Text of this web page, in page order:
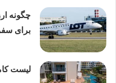
چگونه
برای
لیست